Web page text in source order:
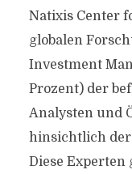
Natixis Center
globalen
Investment
Prozent) der
Analysten und
hinsichtlich
Diese Experten